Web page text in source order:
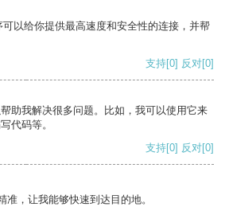
以给你提供最高速度和安全性的连接，并帮
支持[0] 反对[0]
助我解决很多问题。比如，我可以使用它来
代码等。
支持[0] 反对[0]
准，让我能够快速到达目的地。